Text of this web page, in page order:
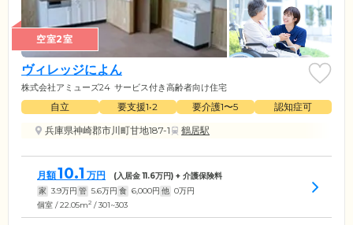
空室2室
ヴィレッジによん
株式会社アミューズ24 サービス付き高齢者向け住宅
自立 要支援1•2 要介護1〜5
認知症可
兵庫県神崎郡市川町甘地187-1
鶴居駅
月額10.1 万円 (入居金11.6万円) + 介護保険料
家 3.9万円 管 5.6万円 食 6,000円 他 0万円
個室 / 22.05m2 / 301~303